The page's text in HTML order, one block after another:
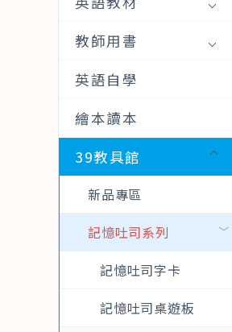
教師用書
英語自學
繪本讀本
39教具館
新品專區
記憶吐司系列
記憶吐司字卡
記憶吐司桌遊板